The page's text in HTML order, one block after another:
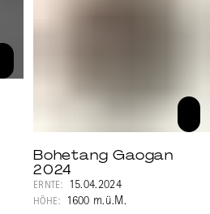
Bohetang Gaogan
2024
ERNTE: 15.04.2024
HÖHE: 1600 m.ü.M.